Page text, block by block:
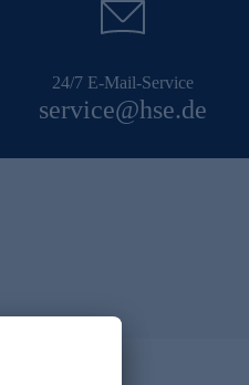
24/7 E-Mail-Service
service@hse.de